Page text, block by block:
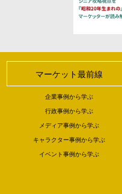
マーケット最前線
企業事例から学ぶ
行政事例から学ぶ
メディア事例から学ぶ
キャラクター事例から学ぶ
イベント事例から学ぶ